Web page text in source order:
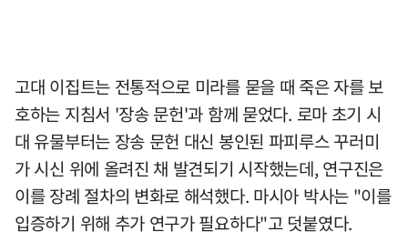
고대 이집트는 전통적으로 미라를 묻을 때 죽은 자를 보
호하는 지침서 '장송 문헌'과 함께 묻었다. 로마 초기 시
대 유물부터는 장송 문헌 대신 봉인된 파피루스 꾸러미
가 시신 위에 올려진 채 발견되기 시작했는데, 연구진은
이를 장례 절차의 변화로 해석했다. 마시아 박사는 "이를
입증하기 위해 추가 연구가 필요하다"고 덧붙였다.